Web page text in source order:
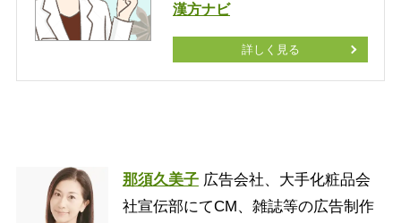
漢方ナビ
詳しく見る
那須久美子 広告会社、大手化粧品会
社宣伝部にてCM、雑誌等の広告制作